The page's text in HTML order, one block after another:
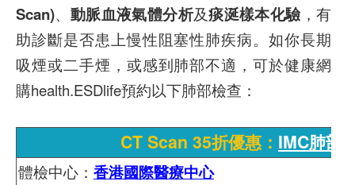
Scan)、 動脈血液氣體分析及痰涎樣本化驗，有
助診斷是否患上慢性阻塞性肺疾病。如你長期
吸煙或二手煙，或感到肺部不適，可於健康網
購health.ESDlife預約以下肺部檢查：
CT Scan 35折優惠： IMC肺部
體檢中心： 香港國際醫療中心